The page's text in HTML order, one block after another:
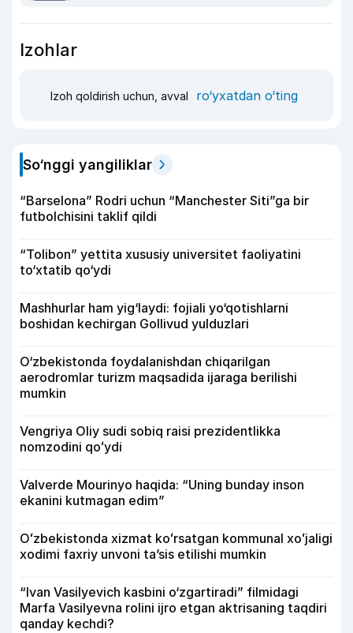
Izohlar
Izoh qoldirish uchun, avval ro‘yxatdan o‘ting
So‘nggi yangiliklar
“Barselona” Rodri uchun “Manchester Siti”ga bir
futbolchisini taklif qildi
“Tolibon” yettita xususiy universitet faoliyatini
to‘xtatib qo‘ydi
Mashhurlar ham yig‘laydi: fojiali yo‘qotishlarni
boshidan kechirgan Gollivud yulduzlari
O‘zbekistonda foydalanishdan chiqarilgan
aerodromlar turizm maqsadida ijaraga berilishi
mumkin
Vengriya Oliy sudi sobiq raisi prezidentlikka
nomzodini qoʻydi
Valverde Mourinyo haqida: “Uning bunday inson
ekanini kutmagan edim”
Oʻzbekistonda xizmat koʻrsatgan kommunal xoʻjaligi
xodimi faxriy unvoni taʼsis etilishi mumkin
“Ivan Vasilyevich kasbini o‘zgartiradi” filmidagi
Marfa Vasilyevna rolini ijro etgan aktrisaning taqdiri
qanday kechdi?